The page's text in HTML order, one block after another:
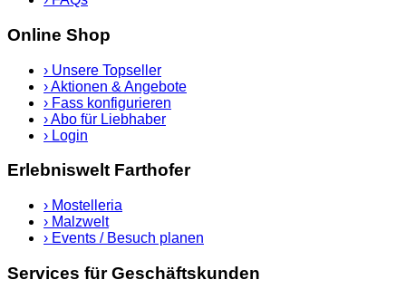
Online Shop
› Unsere Topseller
›Aktionen & Angebote
› Fass konfigurieren
›Abo für Liebhaber
› Login
Erlebniswelt Farthofer
› Mostelleria
› Malzwelt
› Events / Besuch planen
Services für Geschäftskunden